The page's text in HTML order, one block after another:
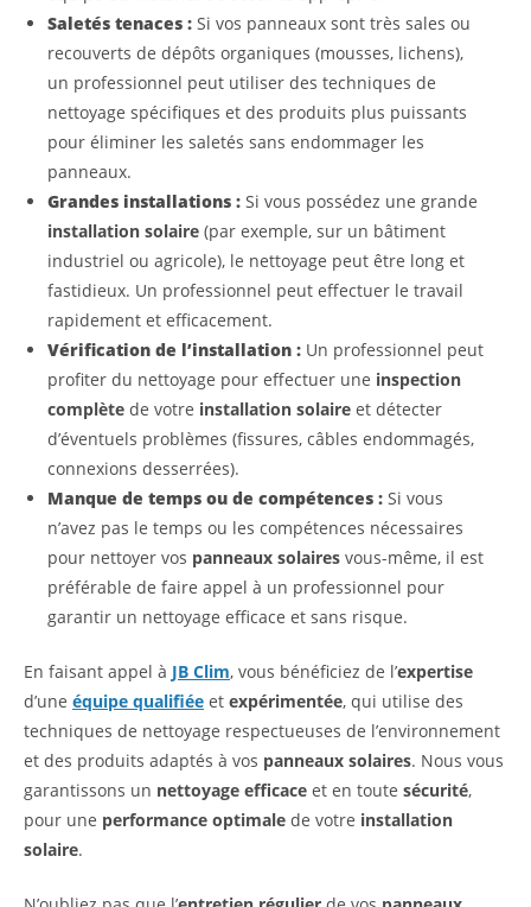
Saletés tenaces : Si vos panneaux sont très sales ou
recouverts de dépôts organiques (mousses, lichens),
un professionnel peut utiliser des techniques de
nettoyage spécifiques et des produits plus puissants
pour éliminer les saletés sans endommager les
panneaux.
Grandes installations : Si vous possédez une grande
installation solaire (par exemple, sur un bâtiment
industriel ou agricole), le nettoyage peut être long et
fastidieux. Un professionnel peut effectuer le travail
rapidement et efficacement.
Vérification de l’installation : Un professionnel peut
profiter du nettoyage pour effectuer une inspection
complète de votre installation solaire et détecter
d’éventuels problèmes (fissures, câbles endommagés,
connexions desserrées).
Manque de temps ou de compétences : Si vous
n’avez pas le temps ou les compétences nécessaires
pour nettoyer vos panneaux solaires vous-même, il est
préférable de faire appel à un professionnel pour
garantir un nettoyage efficace et sans risque.
En faisant appel à JB Clim, vous bénéficiez de l’expertise
d’une équipe qualifiée et expérimentée, qui utilise des
techniques de nettoyage respectueuses de l’environnement
et des produits adaptés à vos panneaux solaires. Nous vous
garantissons un nettoyage efficace et en toute sécurité,
pour une performance optimale de votre installation
solaire.